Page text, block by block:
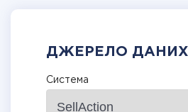
ДЖЕРЕЛО ДАНИХ
Система